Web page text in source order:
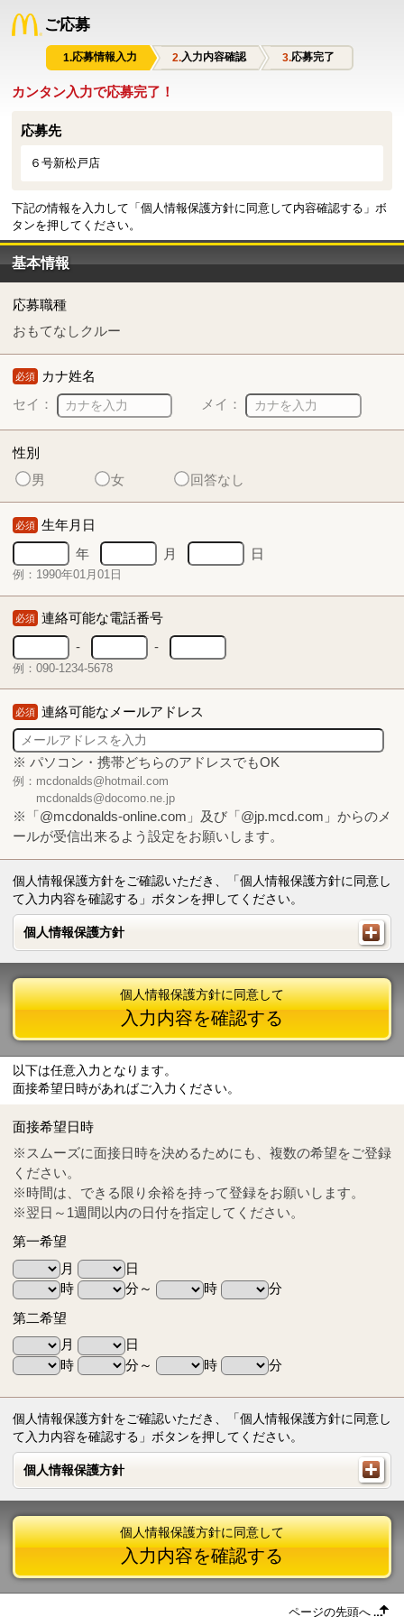
ご応募
応募情報入力 入力内容確認 応募完了
カンタン入力で応募完了！
応募先
６号新松戸店
下記の情報を入力して「個人情報保護方針に同意して内容確認する」ボ
タンを押してください。
基本情報
応募職種
おもてなしクルー
必須 カナ姓名
セイ：
メイ：
性別
男
女 回答なし
必須 生年月日
年
月 日
例：1990年01月01日
必須 連絡可能な電話番号
-
-
例：090-1234-5678
必須 連絡可能なメールアドレス
※ パソコン・携帯どちらのアドレスでもOK
例：mcdonalds@hotmail.com
mcdonalds@docomo.ne.jp
※「@mcdonalds-online.com」及び「@jp.mcd.com」からのメ
ールが受信出来るよう設定をお願いします。
個人情報保護方針をご確認いただき、「個人情報保護方針に同意し
て入力内容を確認する」ボタンを押してください。
個人情報保護方針
個人情報保護方針
Tel
0570-55-0314
個人情報保護方針に同意して
入力内容を確認する
以下は任意入力となります。
面接希望日時があればご入力ください。
面接希望日時
※スムーズに面接日時を決めるためにも、複数の希望をご登録
ください。
※時間は、できる限り余裕を持って登録をお願いします。
※翌日～1週間以内の日付を指定してください。
第一希望
月
日
時
分～ 時
分
第二希望
月
日
時
分～ 時 分
個人情報保護方針をご確認いただき、「個人情報保護方針に同意し
て入力内容を確認する」ボタンを押してください。
個人情報保護方針
個人情報保護方針
個人情報保護方針に同意して
入力内容を確認する
ページの先頭へ